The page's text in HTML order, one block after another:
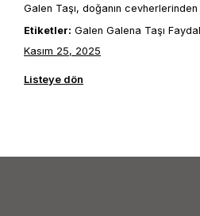
Galen Taşı, doğanın
Etiketler: Galen Galena Taşı
Kasım 25, 2025
Listeye dön